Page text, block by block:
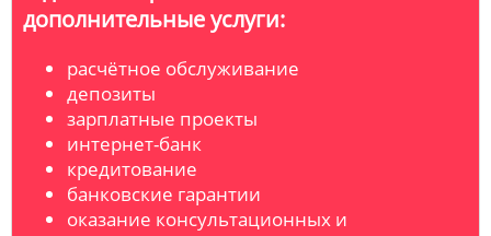
дополнительные услуги:
расчётное обслуживание
депозиты
зарплатные проекты
интернет-банк
кредитование
банковские гарантии
оказание консультационных и